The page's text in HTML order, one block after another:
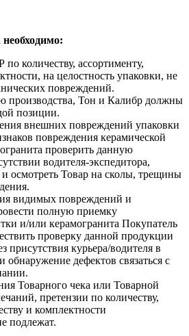
количеству, ассортименту,
на целостность упаковки, не
повреждений.
производства, Тон и Калибр должны
позиции.
внешних повреждений упаковки
повреждения керамической
проверить данную
водителя-экспедитора,
и осмотреть Товар на сколы, трещины
видимых повреждений и
полную приемку
и/или керамогранита Покупатель
проверку данной продукции
присутствия курьера/водителя в
обнаружение дефектов связаться с
Товарного чека или Товарной
претензии по количеству,
и комплектности
подлежат.